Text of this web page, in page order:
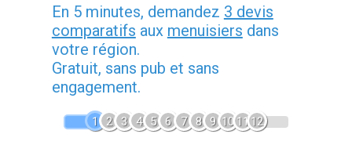
En 5 minutes, demandez 3 devis
comparatifs aux menuisiers dans
votre région.
Gratuit, sans pub et sans
engagement.
1 2 3 4 5 6 7 8 9 1011 12